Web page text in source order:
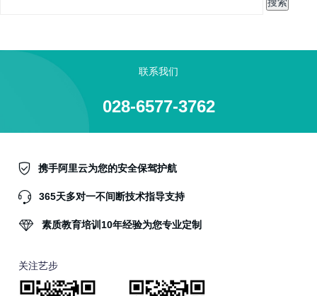
搜索
联系我们
028-6577-3762
携手阿里云为您的安全保驾护航
365天多对一不间断技术指导支持
素质教育培训10年经验为您专业定制
关注艺步